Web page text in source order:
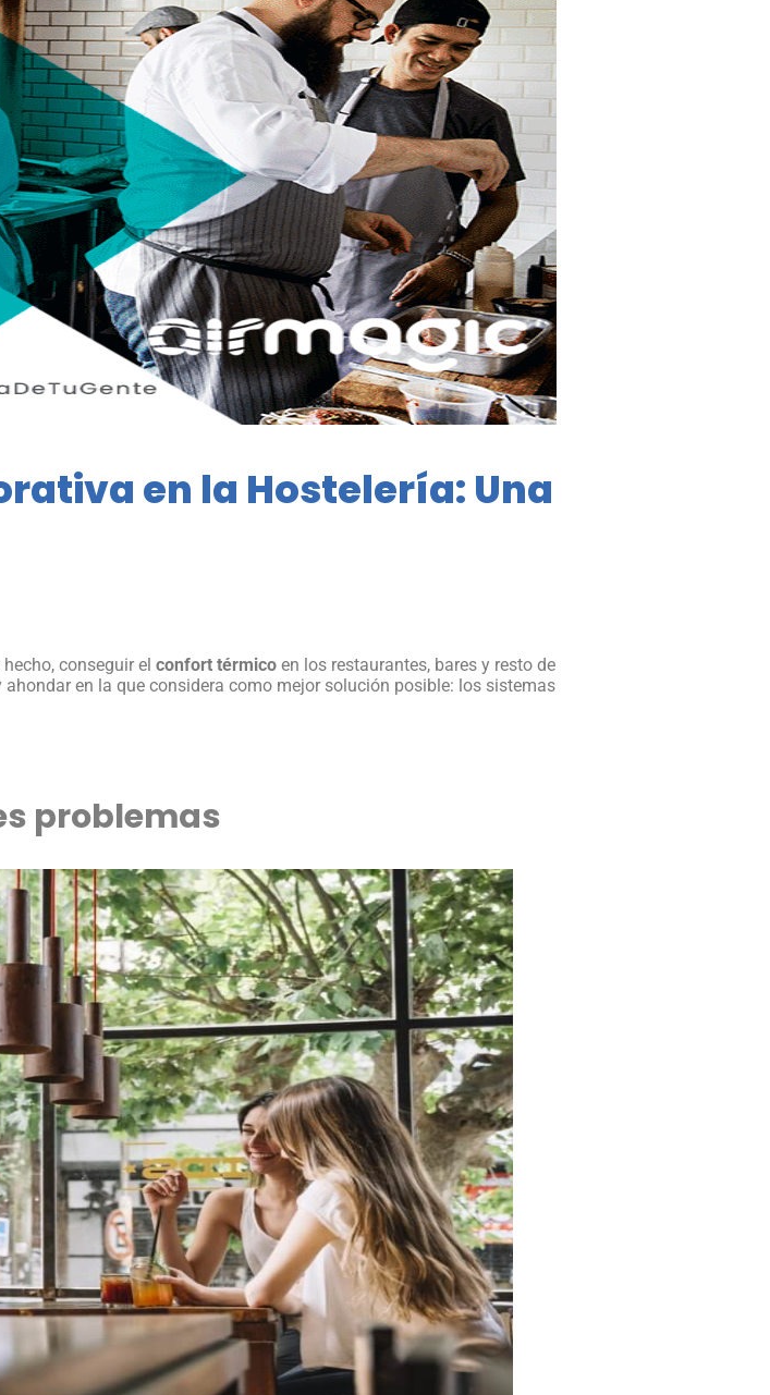
en la Hostelería: Una
conseguir el confort térmico en los restaurantes, bares y resto de
en la que considera como mejor solución posible: los sistemas
problemas